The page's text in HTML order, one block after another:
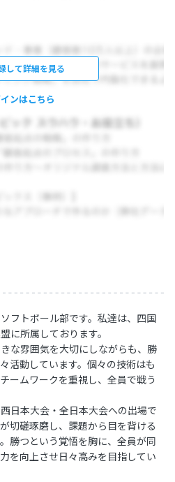
して詳細を見る
ンはこちら
フトボール部です。私達は、四国
に所属しております。
な雰囲気を大切にしながらも、勝
活動しています。個々の技術はも
ームワークを重視し、全員で戦う
日本大会・全日本大会への出場で
切磋琢磨し、課題から目を背ける
勝つという覚悟を胸に、全員が同
を向上させ日々高みを目指してい